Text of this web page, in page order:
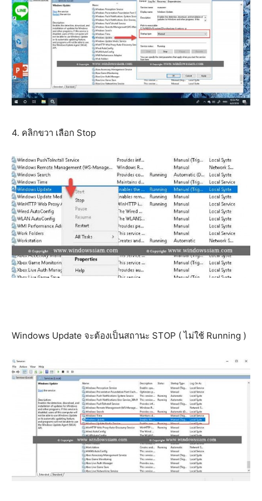
4. คลิกขวา เลือก Stop
Windows Update จะต้องเป็นสถานะ STOP ( ไม่ใช้ Running )